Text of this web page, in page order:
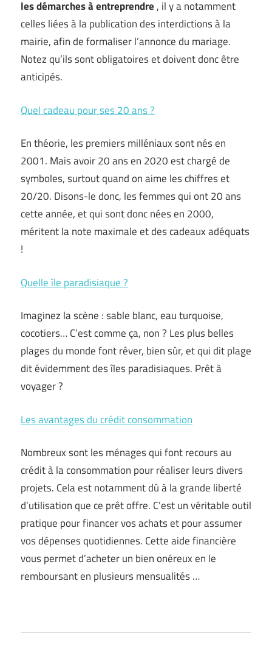
les démarches à entreprendre , il y a notamment
celles liées à la publication des interdictions à la
mairie, afin de formaliser l’annonce du mariage.
Notez qu’ils sont obligatoires et doivent donc être
anticipés.
Quel cadeau pour ses 20 ans ?
En théorie, les premiers milléniaux sont nés en
2001. Mais avoir 20 ans en 2020 est chargé de
symboles, surtout quand on aime les chiffres et
20/20. Disons-le donc, les femmes qui ont 20 ans
cette année, et qui sont donc nées en 2000,
méritent la note maximale et des cadeaux adéquats
!
Quelle île paradisiaque ?
Imaginez la scène : sable blanc, eau turquoise,
cocotiers… C’est comme ça, non ? Les plus belles
plages du monde font rêver, bien sûr, et qui dit plage
dit évidemment des îles paradisiaques. Prêt à
voyager ?
Les avantages du crédit consommation
Nombreux sont les ménages qui font recours au
crédit à la consommation pour réaliser leurs divers
projets. Cela est notamment dû à la grande liberté
d’utilisation que ce prêt offre. C’est un véritable outil
pratique pour financer vos achats et pour assumer
vos dépenses quotidiennes. Cette aide financière
vous permet d’acheter un bien onéreux en le
remboursant en plusieurs mensualités …